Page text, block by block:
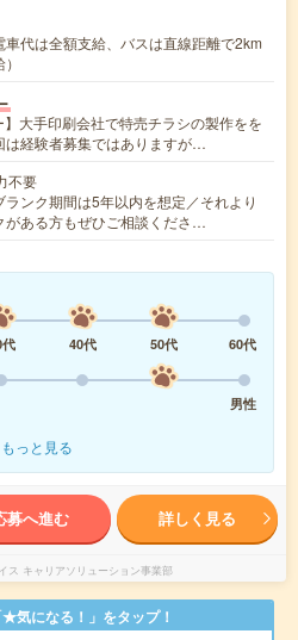
代は全額支給、バスは直線距離で2km
】大手印刷会社で特売チラシの製作をを
は経験者募集ではありますが…
不要
ンク期間は5年以内を想定／それより
がある方もぜひご相談くださ…
40代 50代
60代
男性
もっと見る
募へ進む 詳しく見る
ス キャリアソリューション事業部
気になる！」をタップ！